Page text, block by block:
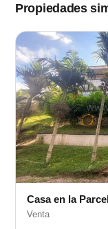
Propiedades
Casa en la
Venta